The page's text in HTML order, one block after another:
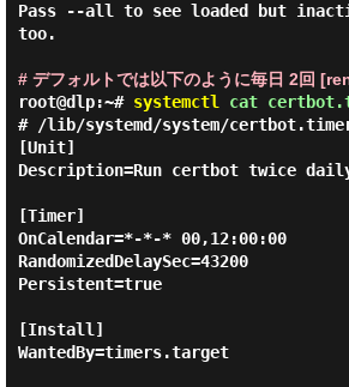
Pass --all to see loaded but
too.
# デフォルトでは以下のように毎日 2回
root@dlp:~# systemctl cat
# /lib/systemd/system/
[Unit]
Description=Run certbot twice
[Timer]
OnCalendar=*-*-* 00,12:00:00
RandomizedDelaySec=43200
Persistent=true
[Install]
WantedBy=timers.target